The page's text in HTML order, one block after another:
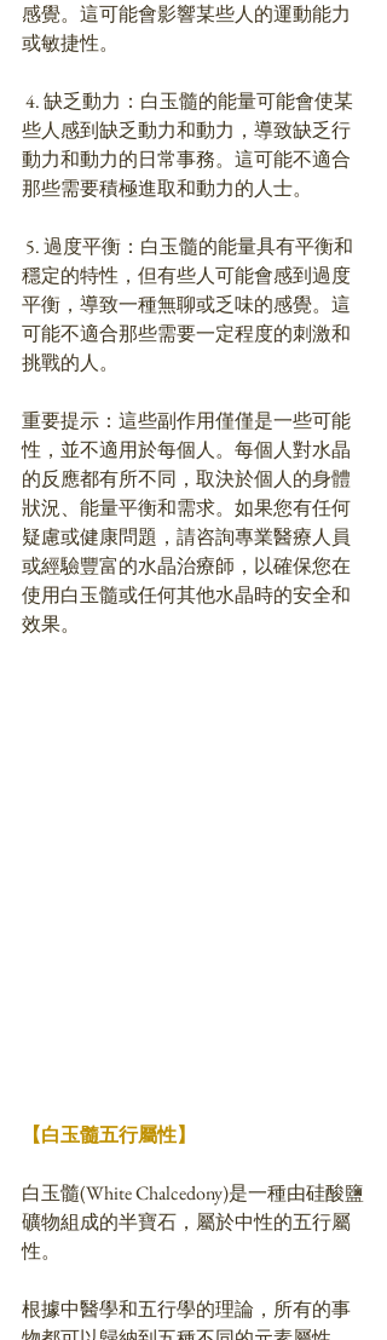
感覺。這可能會影響某些人的運動能力
或敏捷性。
些人感到缺乏動力和動力，導致缺乏行
動力和動力的日常事務。這可能不適合
那些需要積極進取和動力的人士。
穩定的特性，但有些人可能會感到過度
平衡，導致一種無聊或乏味的感覺。這
可能不適合那些需要一定程度的刺激和
挑戰的人。
重要提示：這些副作用僅僅是一些可能
性，並不適用於每個人。每個人對水晶
的反應都有所不同，取決於個人的身體
狀況、能量平衡和需求。如果您有任何
疑慮或健康問題，請咨詢專業醫療人員
或經驗豐富的水晶治療師，以確保您在
使用白玉髓或任何其他水晶時的安全和
效果。
【白玉髓五行屬性】
白玉髓(White Chalcedony)是一種由硅酸鹽
礦物組成的半寶石，屬於中性的五行屬
性。
根據中醫學和五行學的理論，所有的事